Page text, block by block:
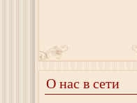
О нас в сети